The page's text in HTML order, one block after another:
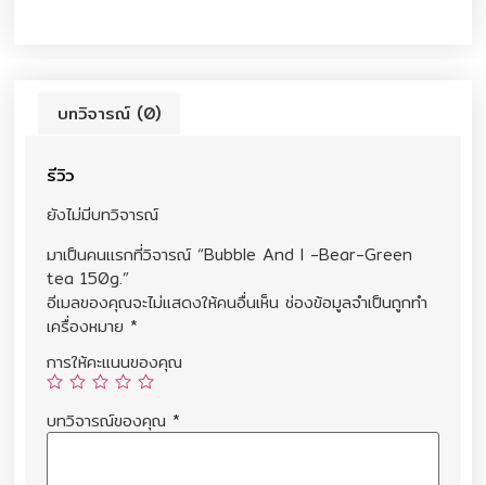
บทวิจารณ์ (0)
รีวิว
ยังไม่มีบทวิจารณ์
มาเป็นคนแรกที่วิจารณ์ “Bubble And I -Bear-Green
tea 150g.”
อีเมลของคุณจะไม่แสดงให้คนอื่นเห็น ช่องข้อมูลจำเป็นถูกทำ
เครื่องหมาย *
การให้คะแนนของคุณ
บทวิจารณ์ของคุณ *